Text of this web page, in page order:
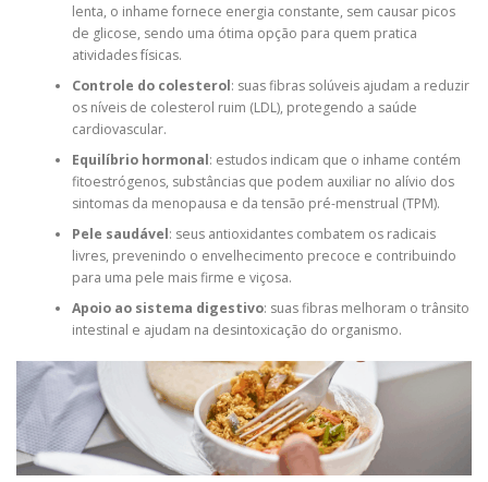
lenta, o inhame fornece energia constante, sem causar picos
de glicose, sendo uma ótima opção para quem pratica
atividades físicas.
Controle do colesterol: suas fibras solúveis ajudam a reduzir
os níveis de colesterol ruim (LDL), protegendo a saúde
cardiovascular.
Equilíbrio hormonal: estudos indicam que o inhame contém
fitoestrógenos, substâncias que podem auxiliar no alívio dos
sintomas da menopausa e da tensão pré-menstrual (TPM).
Pele saudável: seus antioxidantes combatem os radicais
livres, prevenindo o envelhecimento precoce e contribuindo
para uma pele mais firme e viçosa.
Apoio ao sistema digestivo: suas fibras melhoram o trânsito
intestinal e ajudam na desintoxicação do organismo.